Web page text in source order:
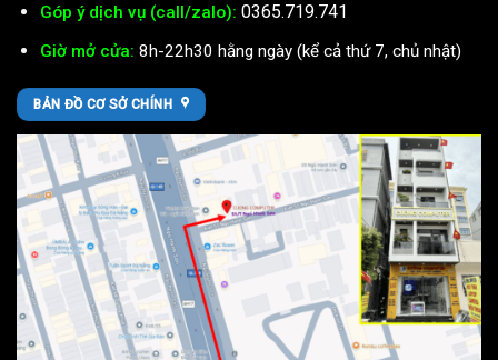
Góp ý dịch vụ (call/zalo): 0365.719.741
Giờ mở cửa: 8h-22h30 hằng ngày (kể cả thứ 7, chủ nhật)
BẢN ĐỒ CƠ SỞ CHÍNH